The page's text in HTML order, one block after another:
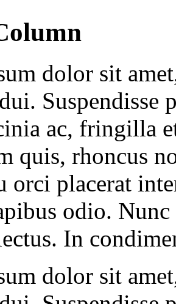
dolor sit
Suspendisse
ac, fringilla
quis, rhoncus
orci placerat
odio.
In
dolor sit